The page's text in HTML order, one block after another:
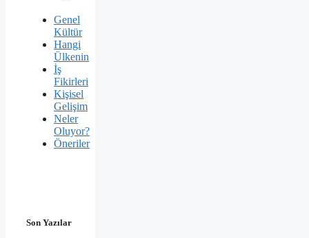
Genel
Kültür
Hangi
Ülkenin
İş
Fikirleri
Kişisel
Gelişim
Neler
Oluyor?
Öneriler
Son Yazılar